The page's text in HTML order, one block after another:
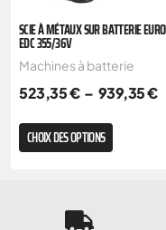
SCIE À MÉTAUX SUR BATTERIE
EDC 355/36V
Machines à batterie
523,35€ – 939,35€
CHOIX DES OPTIONS